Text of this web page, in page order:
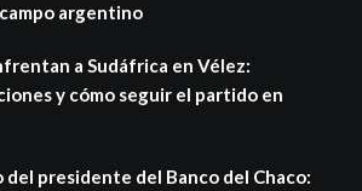
argentino
a Sudáfrica en Vélez:
y cómo seguir el partido en
presidente del Banco del Chaco: